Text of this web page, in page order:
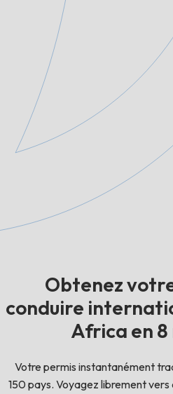
Obtenez
conduire
Africa en 8
Votre permis instantanément
150 pays. Voyagez librement